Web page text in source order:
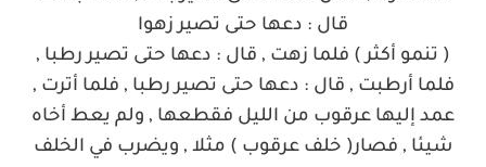
قال : دعها حتى تصير زهوا
( تنمو أكثر ) فلما زهت , قال : دعها حتى تصير رطبا ,
فلما أرطبت , قال : دعها حتى تصير رطبا , فلما أترت ,
عمد إليها عرقوب من الليل فقطعها , ولم يعط أخاه
شيئا , فصار( خلف عرقوب ) مثلا , ويضرب في الخلف